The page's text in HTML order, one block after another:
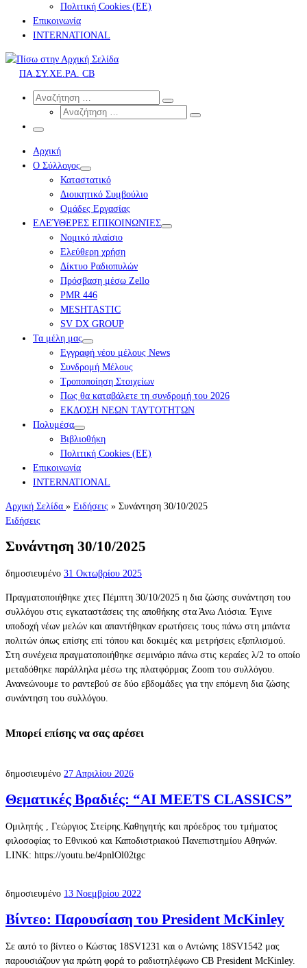
Πολιτική Cookies (ΕΕ)
Επικοινωνία
INTERNATIONAL
ΠΑ.ΣΥ.ΧΕ.ΡΑ. CB
Search
Αναζήτηση
Αναζήτηση
Αναζήτηση
Αναζήτηση
Μενού
Αρχική
Ο Σύλλογος
Καταστατικό
Διοικητικό Συμβούλιο
Ομάδες Εργασίας
ΕΛΕΎΘΕΡΕΣ ΕΠΙΚΟΙΝΩΝΊΕΣ
Νομικό πλαίσιο
Ελεύθερη χρήση
Δίκτυο Ραδιοπυλών
Πρόσβαση μέσω Zello
PMR 446
MESHTASTIC
SV DX GROUP
Τα μέλη μας
Εγγραφή νέου μέλους News
Συνδρομή Μέλους
Τροποποίηση Στοιχείων
Πως θα καταβάλετε τη συνδρομή του 2026
ΕΚΔΟΣΗ ΝΕΩΝ ΤΑΥΤΟΤΗΤΩΝ
Πολυμέσα
Βιβλιοθήκη
Πολιτική Cookies (ΕΕ)
Επικοινωνία
INTERNATIONAL
Αρχική Σελίδα » Ειδήσεις » Συνάντηση 30/10/2025
Ειδήσεις
Συνάντηση 30/10/2025
δημοσιευμένο 31 Οκτωβρίου 2025
Πραγματοποιήθηκε χτες Πέμπτη 30/10/2025 η δια ζώσης συνάντηση του
συλλόγου στις εγκαταστάσεις της αποθήκης στα Άνω Λιόσια. Έγινε
υποδοχή νέων μελών και απαντήθηκαν ερωτήσεις τους πάνω στη μπάντα
πολιτών όπως επίσης επί τόπου και δοκιμές και μετρήσεις εξοπλισμού.
Στη συνέχεια πραγματοποιήθηκε σεμινάριο πάνω στις κεραίες λ/2 το οποίο
μεταδόθηκε παράλληλα μέσω της πλατφόρμας Zoom του συλλόγου.
Ανανεώνουμε το ραντεβού σε δύο εβδομάδες για την επόμενη δια ζώσης
συνάντηση του συλλόγου.
Μπορεί επίσης να σας αρέσει
δημοσιευμένο 27 Απριλίου 2026
Θεματικές Βραδιές: “AI MEETS CLASSICS”
Ομιλητής , Γεώργιος Στείρης.Καθηγητής και πρόεδρος του τμήματος
φιλοσοφίας το Εθνικού και Καποδιστριακού Πανεπιστημίου Αθηνών.
LINK: https://youtu.be/4pnlOl02tgc
δημοσιευμένο 13 Νοεμβρίου 2022
Βίντεο: Παρουσίαση του President McKinley
Σε αυτό το βίντεο ο Κώστας 18SV1231 και ο Αντώνης 18SV1542 μας
παρουσιάζουν για πρώτη φορά το ραδιοτηλέφωνο CB President McKinley.